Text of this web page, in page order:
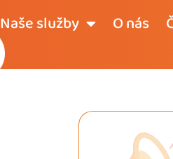
Naše služby O nás